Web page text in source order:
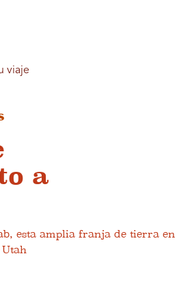
viaje
a
esta amplia franja de tierra en